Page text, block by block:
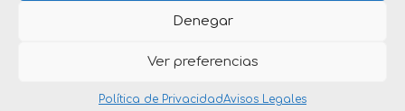
Denegar
Ver preferencias
Política de PrivacidadAvisos Legales
Política de privacidad|Aviso legal|Política de cookies